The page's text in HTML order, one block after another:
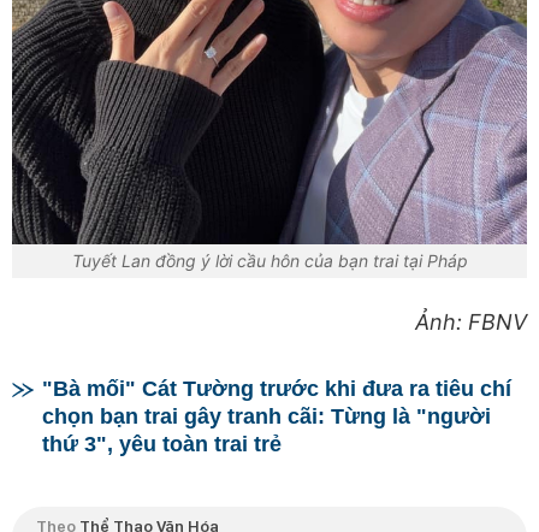
Tuyết Lan đồng ý lời cầu hôn của bạn trai tại Pháp
Ảnh: FBNV
"Bà mối" Cát Tường trước khi đưa ra tiêu chí
chọn bạn trai gây tranh cãi: Từng là "người
thứ 3", yêu toàn trai trẻ
Theo Thể Thao Văn Hóa